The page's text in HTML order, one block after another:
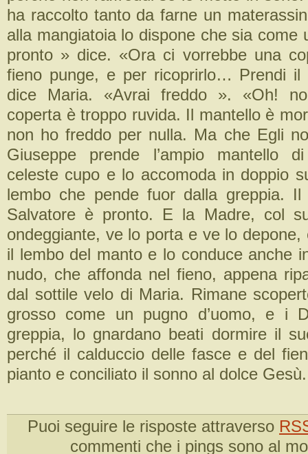
Puoi seguire le risposte attraverso
commenti che i pings sono al